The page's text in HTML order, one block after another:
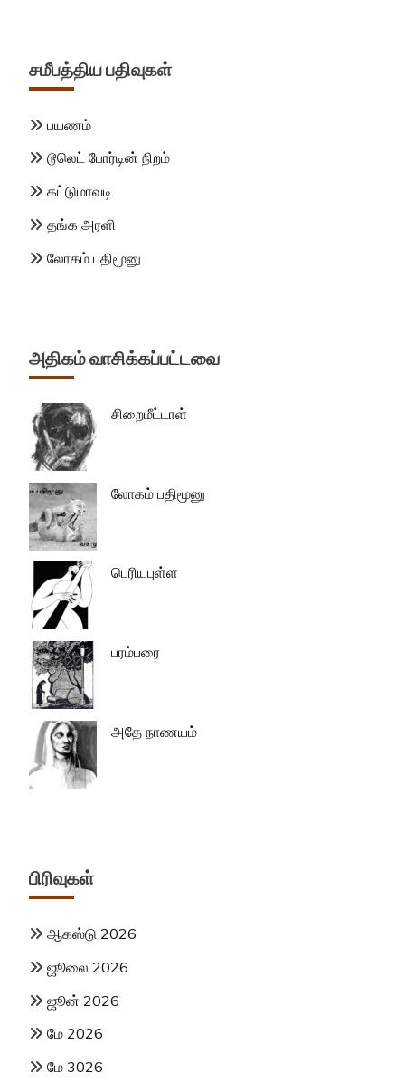
சமீபத்திய பதிவுகள்
பயணம்
டூலெட் போர்டின் நிறம்
கட்டுமாவடி
தங்க அரளி
லோகம் பதிமூனு
அதிகம் வாசிக்கப்பட்டவை
சிறைமீட்டாள்
லோகம் பதிமூனு
பெரியபுள்ள
பரம்பரை
அதே நாணயம்
பிரிவுகள்
ஆகஸ்டு 2026
ஜூலை 2026
ஜூன் 2026
மே 2026
மே 3026